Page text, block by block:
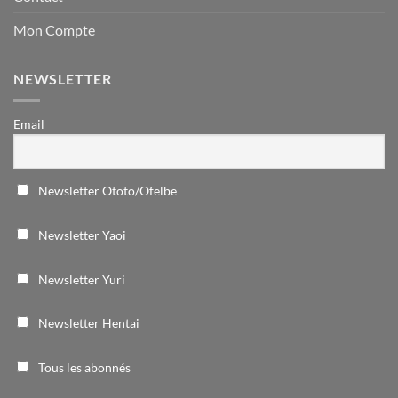
Mon Compte
NEWSLETTER
Email
Newsletter Ototo/Ofelbe
Newsletter Yaoi
Newsletter Yuri
Newsletter Hentai
Tous les abonnés